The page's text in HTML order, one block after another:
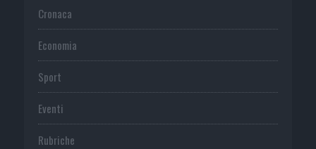
Cronaca
Economia
Sport
Eventi
Rubriche